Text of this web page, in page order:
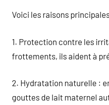
Voici les raisons
1. Protection contre les
frottements, ils aident à
2. Hydratation naturelle :
gouttes de lait maternel